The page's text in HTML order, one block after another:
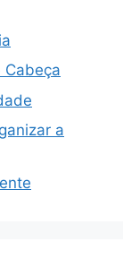
Cabeça
a